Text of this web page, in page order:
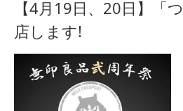
【4月19日、20日】「
店します!